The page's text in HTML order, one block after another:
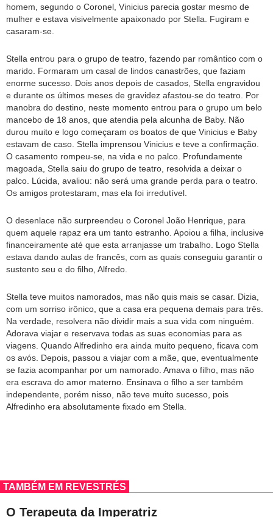
homem, segundo o Coronel, Vinicius parecia gostar mesmo de
mulher e estava visivelmente apaixonado por Stella. Fugiram e
casaram-se.
Stella entrou para o grupo de teatro, fazendo par romântico com o
marido. Formaram um casal de lindos canastrões, que faziam
enorme sucesso. Dois anos depois de casados, Stella engravidou
e durante os últimos meses de gravidez afastou-se do teatro. Por
manobra do destino, neste momento entrou para o grupo um belo
mancebo de 18 anos, que atendia pela alcunha de Baby. Não
durou muito e logo começaram os boatos de que Vinicius e Baby
estavam de caso. Stella imprensou Vinicius e teve a confirmação.
O casamento rompeu-se, na vida e no palco. Profundamente
magoada, Stella saiu do grupo de teatro, resolvida a deixar o
palco. Lúcida, avaliou: não será uma grande perda para o teatro.
Os amigos protestaram, mas ela foi irredutível.
O desenlace não surpreendeu o Coronel João Henrique, para
quem aquele rapaz era um tanto estranho. Apoiou a filha, inclusive
financeiramente até que esta arranjasse um trabalho. Logo Stella
estava dando aulas de francês, com as quais conseguiu garantir o
sustento seu e do filho, Alfredo.
Stella teve muitos namorados, mas não quis mais se casar. Dizia,
com um sorriso irônico, que a casa era pequena demais para três.
Na verdade, resolvera não dividir mais a sua vida com ninguém.
Adorava viajar e reservava todas as suas economias para as
viagens. Quando Alfredinho era ainda muito pequeno, ficava com
os avós. Depois, passou a viajar com a mãe, que, eventualmente
se fazia acompanhar por um namorado. Amava o filho, mas não
era escrava do amor materno. Ensinava o filho a ser também
independente, porém nisso, não teve muito sucesso, pois
Alfredinho era absolutamente fixado em Stella.
TAMBÉM EM REVESTRÉS
O Terapeuta da Imperatriz